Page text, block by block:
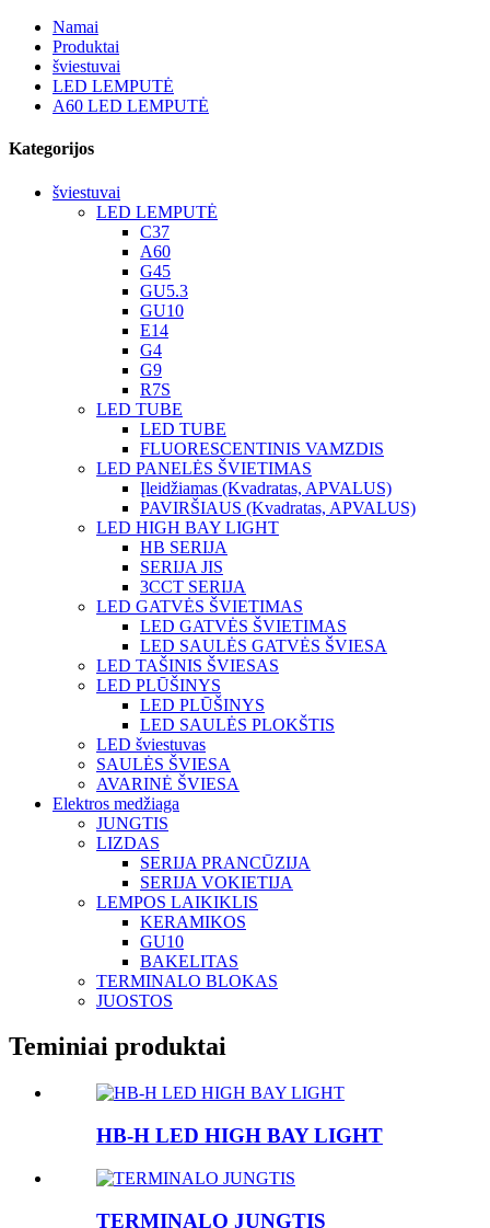
Namai
Produktai
šviestuvai
LED LEMPUTĖ
A60 LED LEMPUTĖ
Kategorijos
šviestuvai
LED LEMPUTĖ
C37
A60
G45
GU5.3
GU10
E14
G4
G9
R7S
LED TUBE
LED TUBE
FLUORESCENTINIS VAMZDIS
LED PANELĖS ŠVIETIMAS
Įleidžiamas (Kvadratas, APVALUS)
PAVIRŠIAUS (Kvadratas, APVALUS)
LED HIGH BAY LIGHT
HB SERIJA
SERIJA JIS
3CCT SERIJA
LED GATVĖS ŠVIETIMAS
LED GATVĖS ŠVIETIMAS
LED SAULĖS GATVĖS ŠVIESA
LED TAŠINIS ŠVIESAS
LED PLŪŠINYS
LED PLŪŠINYS
LED SAULĖS PLOKŠTIS
LED šviestuvas
SAULĖS ŠVIESA
AVARINĖ ŠVIESA
Elektros medžiaga
JUNGTIS
LIZDAS
SERIJA PRANCŪZIJA
SERIJA VOKIETIJA
LEMPOS LAIKIKLIS
KERAMIKOS
GU10
BAKELITAS
TERMINALO BLOKAS
JUOSTOS
Teminiai produktai
HB-H LED HIGH BAY LIGHT
TERMINALO JUNGTIS